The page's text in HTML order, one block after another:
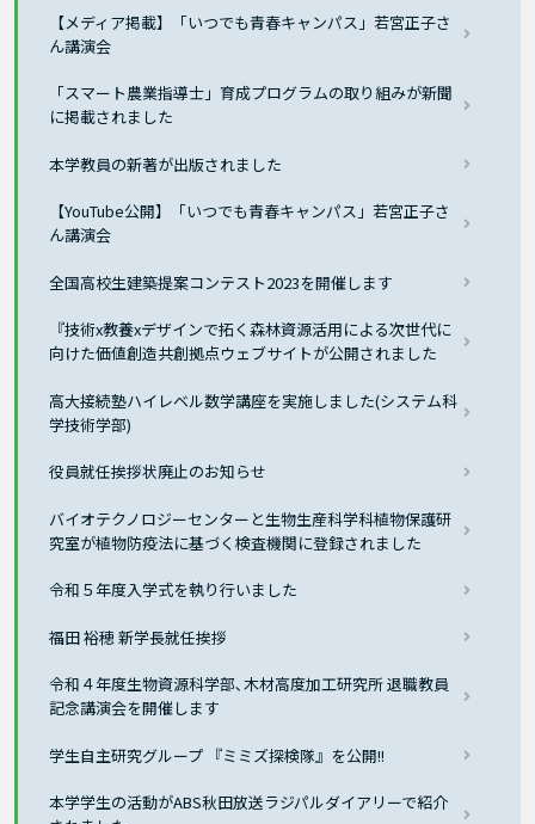
【メディア掲載】「いつでも青春キャンパス」若宮正子さ
ん講演会
「スマート農業指導士」育成プログラムの取り組みが新聞
に掲載されました
本学教員の新著が出版されました
【YouTube公開】「いつでも青春キャンパス」若宮正子さ
ん講演会
全国高校生建築提案コンテスト2023を開催します
『技術x教養xデザインで拓く森林資源活用による次世代に
向けた価値創造共創拠点ウェブサイトが公開されました
高大接続塾ハイレベル数学講座を実施しました(システム科
学技術学部)
役員就任挨拶状廃止のお知らせ
バイオテクノロジーセンターと生物生産科学科植物保護研
究室が植物防疫法に基づく検査機関に登録されました
令和５年度入学式を執り行いました
福田 裕穂 新学長就任挨拶
令和４年度生物資源科学部､木材高度加工研究所 退職教員
記念講演会を開催します
学生自主研究グループ 『ミミズ探検隊』を公開!!
本学学生の活動がABS秋田放送ラジパルダイアリーで紹介